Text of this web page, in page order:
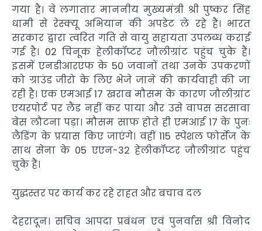
गया है। वे लगातार माननीय मुख्यमंत्री श्री पुष्कर सिंह
धामी से रेस्क्यू अभियान की अपडेट ले रहे हैं। भारत
सरकार द्वारा त्वरित गति से वायु सहायता उपलब्ध कराई
गई है। 02 चिनूक हेलीकॉप्टर जौलीग्रांट पहुंच चुके हैं।
इसमें एनडीआरएफ के 50 जवानों तथा उनके उपकरणों
को ग्राउंड जीरो के लिए भेजे जाने की कार्यवाही की जा
रही है। एक एमआई 17 खराब मौसम के कारण जौलीग्रांट
एयरपोर्ट पर लैंड नहीं कर पाया और उसे वापस सरसावा
बेस लौटना पड़ा। मौसम साफ होते ही एमआई 17 के पुनः
लैंडिंग के प्रयास किए जाएंगे। वहीं 115 स्पेशल फोर्सेज के
साथ सेना के 05 एएन-32 हेलीकॉप्टर जौलीग्रांट पहुंच
चुके हैं।
युद्धस्तर पर कार्य कर रहे राहत और बचाव दल
देहरादून। सचिव आपदा प्रबंधन एवं पुनर्वास श्री विनोद